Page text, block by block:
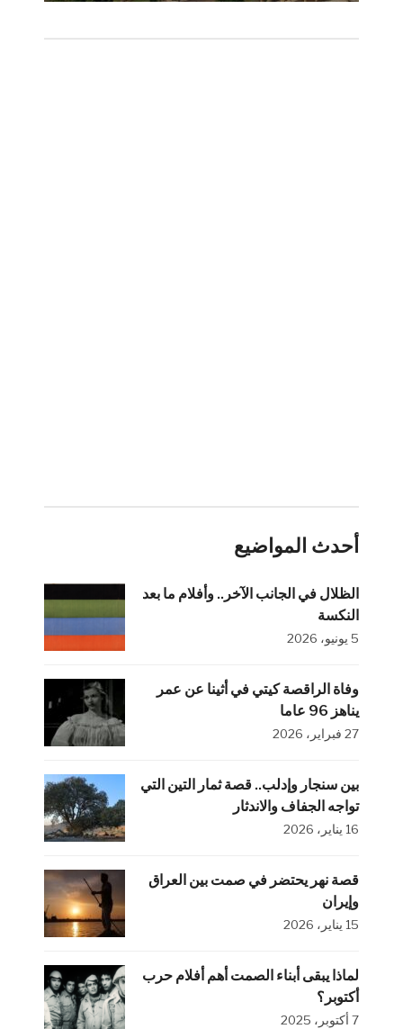
أحدث المواضيع
الظلال في الجانب الآخر.. وأفلام ما بعد
النكسة
5 يونيو، 2026
وفاة الراقصة كيتي في أثينا عن عمر
يناهز 96 عاما
27 فبراير، 2026
بين سنجار وإدلب.. قصة ثمار التين التي
تواجه الجفاف والاندثار
16 يناير، 2026
قصة نهر يحتضر في صمت بين العراق
وإيران
15 يناير، 2026
لماذا يبقى أبناء الصمت أهم أفلام حرب
أكتوبر؟
7 أكتوبر، 2025